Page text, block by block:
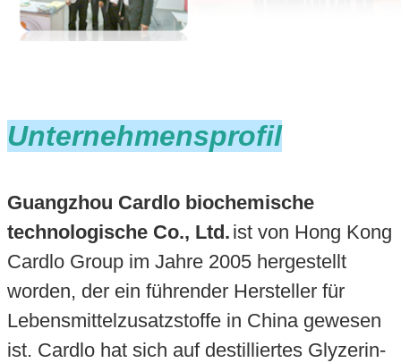
Unternehmensprofil
Guangzhou Cardlo biochemische
technologische Co., Ltd. ist von Hong Kong
Cardlo Group im Jahre 2005 hergestellt
worden, der ein führender Hersteller für
Lebensmittelzusatzstoffe in China gewesen
ist. Cardlo hat sich auf destilliertes Glyzerin-